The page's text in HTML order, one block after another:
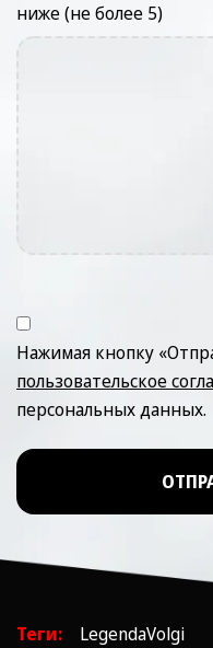
ниже (не более 5)
Нажимая кнопку
пользовательское
персональных данных.
Теги: LegendaVolgi